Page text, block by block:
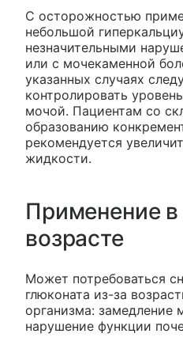
С осторожностью
небольшой
незначительными
или с мочекаменной
указанных случаях
контролировать
мочой. Пациентам со
образованию
рекомендуется
жидкости.
Применение
возрасте
Может потребоваться
глюконата из-за
организма: замедление
нарушение функции